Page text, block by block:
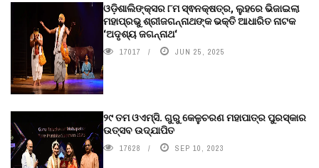
ଓଡ଼ିଶାଲିଙ୍କ୍ସର ୮ମ ସ୍ଵନକ୍ଷତ୍ର, ଲୁହରେ ଭିଜାଇଲା
ମହାପ୍ରଭୁ ଶ୍ରୀଜଗନ୍ନାଥଙ୍କ ଭକ୍ତି ଆଧାରିତ ନାଟକ
‘ଅଦୃଶ୍ୟ ଜଗନ୍ନାଥ‘
17017 JUN 25, 2025
୨୯ ତମ ଓଏମ୍‌ସି. ଗୁରୁ କେଳୁଚରଣ ମହାପାତ୍ର ପୁରସ୍କାର
ଉତ୍ସବ ଉଦ୍‍ଯାପିତ
17628 SEP 10, 2023